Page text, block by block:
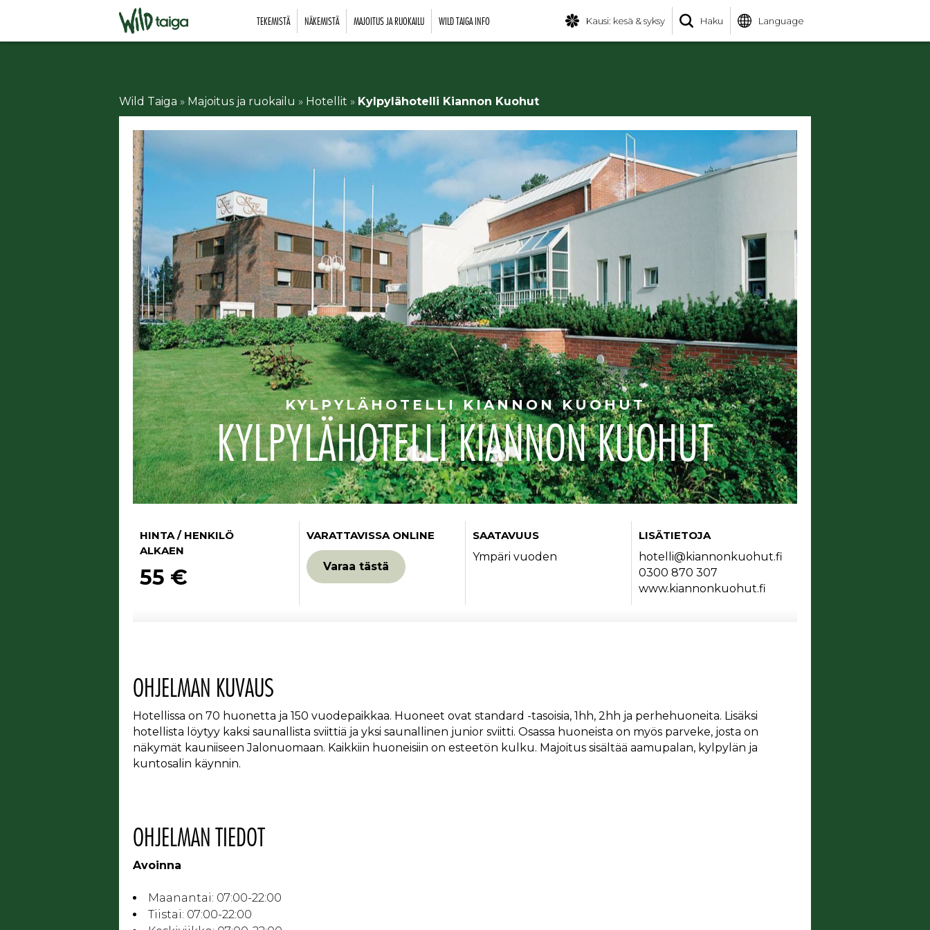
TEKEMISTÄ NÄKEMISTÄ MAJOITUS JA RUOKAILU WILD TAIGA INFO Kausi: kesä & syksy Haku Language
Wild Taiga » Majoitus ja ruokailu » Hotellit » Kylpylähotelli Kiannon Kuohut
KYLPYLÄHOTELLI KIANNON KUOHUT
KYLPYLÄHOTELLI KIANNON KUOHUT
HINTA / HENKILÖ
ALKAEN
55 €
VARATTAVISSA ONLINE
Varaa tästä
SAATAVUUS
Ympäri vuoden
LISÄTIETOJA
hotelli@kiannonkuohut.fi
0300 870 307
www.kiannonkuohut.fi
OHJELMAN KUVAUS
Hotellissa on 70 huonetta ja 150 vuodepaikkaa. Huoneet ovat standard -tasoisia, 1hh, 2hh ja perhehuoneita. Lisäksi
hotellista löytyy kaksi saunallista sviittiä ja yksi saunallinen junior sviitti. Osassa huoneista on myös parveke, josta on
näkymät kauniiseen Jalonuomaan. Kaikkiin huoneisiin on esteetön kulku. Majoitus sisältää aamupalan, kylpylän ja
kuntosalin käynnin.
OHJELMAN TIEDOT
Avoinna
Maanantai: 07:00-22:00
Tiistai: 07:00-22:00